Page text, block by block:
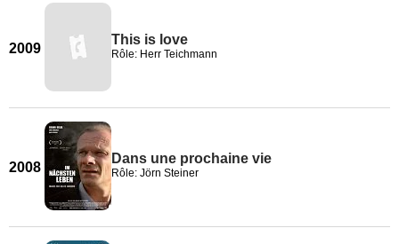
2009
This is love
Rôle: Herr Teichmann
2008
Dans une prochaine vie
Rôle: Jörn Steiner